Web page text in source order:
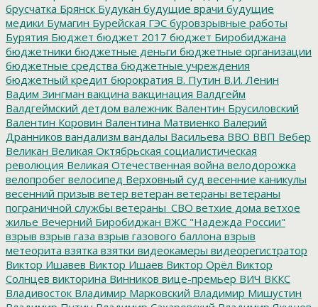
брусчатка Брянск Будукан будущие врачи будущие
медики Бумагин Бурейская ГЭС буровзрывные работы
Бурятия Бюджет бюджет 2017 бюджет Биробиджана
бюджетники бюджетные деньги бюджетные организации
бюджетные средства бюджетные учреждения
бюджетный кредит бюрократия В. Путин В.И. Ленин
Вадим Зингман вакцина вакцинация Валдгейм
Валдгеймский детдом валежник Валентин Брусиловский
Валентин Коровин Валентина Матвиенко Валерий
Дранников вандализм вандалы Васильева ВВО ВВП Вебер
Великан Великая Октябрьская социалистическая
революция Великая Отечественная война велодорожка
велопробег велосипед Верховный суд весенние каникулы
весенний призыв ветер ветеран ветераны ветераны
пограничной службы ветераны_СВО ветхие дома ветхое
жилье Вечерний Биробиджан ВЖС "Надежда России"
взрыв взрыв газа взрыв газового баллона взрыв
метеорита взятка взятки видеокамеры видеорегистратор
Виктор Ишавев Виктор Ишаев Виктор Орёл Виктор
Солнцев викторина Винников вице-премьер ВИЧ ВККС
Владивосток Владимир Марковский Владимир Мишустин